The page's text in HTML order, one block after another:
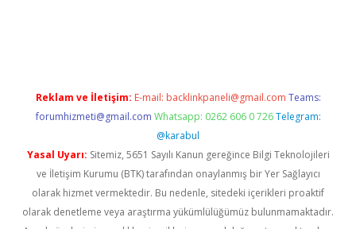
Reklam ve İletişim: E-mail: backlinkpaneli@gmail.com Teams:
forumhizmeti@gmail.com Whatsapp: 0262 606 0 726 Telegram:
@karabul
Yasal Uyarı: Sitemiz, 5651 Sayılı Kanun gereğince Bilgi Teknolojileri
ve İletişim Kurumu (BTK) tarafından onaylanmış bir Yer Sağlayıcı
olarak hizmet vermektedir. Bu nedenle, sitedeki içerikleri proaktif
olarak denetleme veya araştırma yükümlülüğümüz bulunmamaktadır.